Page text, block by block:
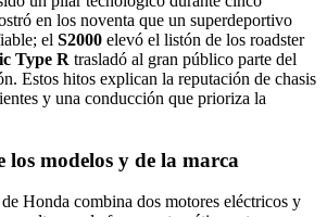
en los noventa que un superdeportivo
el S2000 elevó el listón de los roadster
Type R trasladó al gran público parte del
Estos hitos explican la reputación de chasis
y una conducción que prioriza la
los modelos y de la marca
de Honda combina dos motores eléctricos y